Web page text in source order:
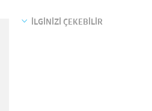
İLGİNİZİ ÇEKEBİLİR